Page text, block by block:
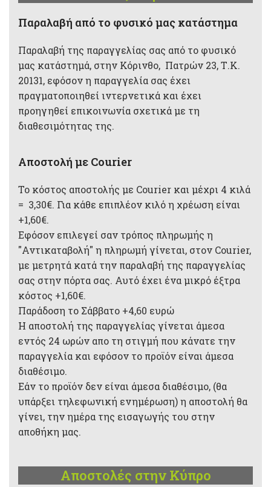
Παραλαβή από το φυσικό μας κατάστημα
Παραλαβή της παραγγελίας σας από το φυσικό
μας κατάστημά, στην Κόρινθο, Πατρών 23, Τ.Κ.
20131, εφόσον η παραγγελία σας έχει
πραγματοποιηθεί ιντερνετικά και έχει
προηγηθεί επικοινωνία σχετικά με τη
διαθεσιμότητας της.
Αποστολή με Courier
Το κόστος αποστολής με Courier και μέχρι 4 κιλά
= 3,30€. Για κάθε επιπλέον κιλό η χρέωση είναι
+1,60€.
Εφόσον επιλεγεί σαν τρόπος πληρωμής η
"Αντικαταβολή" η πληρωμή γίνεται, στον Courier,
με μετρητά κατά την παραλαβή της παραγγελίας
σας στην πόρτα σας. Αυτό έχει ένα μικρό έξτρα
κόστος +1,60€.
Παράδοση το Σάββατο +4,60 ευρώ
Η αποστολή της παραγγελίας γίνεται άμεσα
εντός 24 ωρών απο τη στιγμή που κάνατε την
παραγγελία και εφόσον το προϊόν είναι άμεσα
διαθέσιμο.
Εάν το προϊόν δεν είναι άμεσα διαθέσιμο, (θα
υπάρξει τηλεφωνική ενημέρωση) η αποστολή θα
γίνει, την ημέρα της εισαγωγής του στην
αποθήκη μας.
Αποστολές στην Κύπρο